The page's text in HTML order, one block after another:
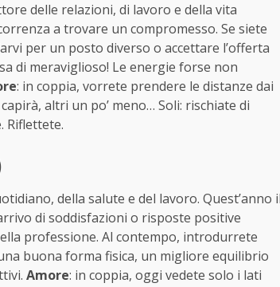
delle relazioni, di lavoro e della vita
a trovare un compromesso. Se siete
per un posto diverso o accettare l’offerta
di meraviglioso! Le energie forse non
: in coppia, vorrete prendere le distanze dai
altri un po’ meno… Soli: rischiate di
Riflettete.
della salute e del lavoro. Quest’anno
di soddisfazioni o risposte positive
professione. Al contempo, introdurrete
buona forma fisica, un migliore equilibrio
Amore: in coppia, oggi vedete solo i lati